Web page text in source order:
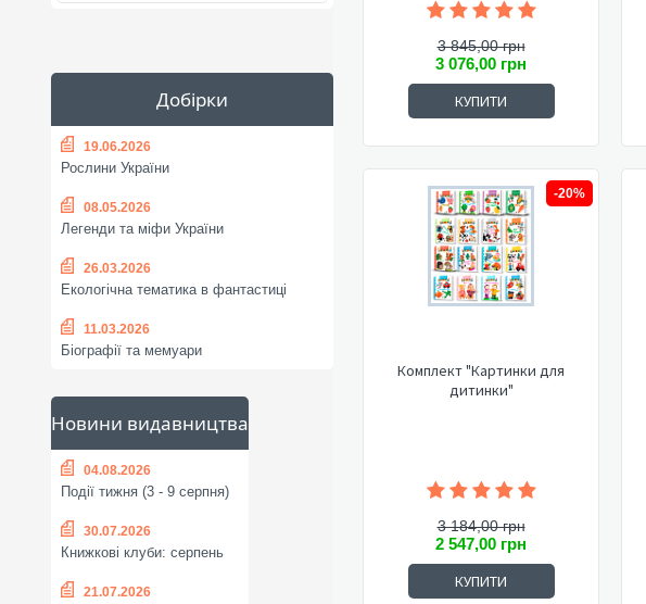
Добірки
19.06.2026
Рослини України
08.05.2026
Легенди та міфи України
26.03.2026
Екологічна тематика в фантастиці
11.03.2026
Біографії та мемуари
Новини видавництва
04.08.2026
Події тижня (3 - 9 серпня)
30.07.2026
Книжкові клуби: серпень
21.07.2026
3 845,00 грн
3 076,00 грн
КУПИТИ
-20%
Комплект "Картинки для
дитинки"
3 184,00 грн
2 547,00 грн
КУПИТИ